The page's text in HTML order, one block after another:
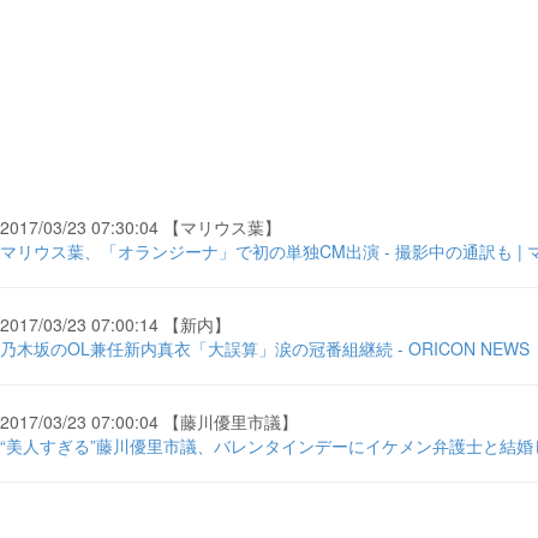
2017/03/23 07:30:04 【マリウス葉】
マリウス葉、「オランジーナ」で初の単独CM出演 - 撮影中の通訳も |
2017/03/23 07:00:14 【新内】
乃木坂のOL兼任新内真衣「大誤算」涙の冠番組継続 - ORICON NEWS
2017/03/23 07:00:04 【藤川優里市議】
“美人すぎる”藤川優里市議、バレンタインデーにイケメン弁護士と結